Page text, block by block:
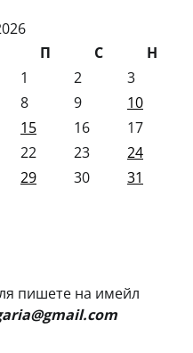
П С
Н
1
2
3
8 9
10
15 16
17
22 23
24
29 30 31
пишете на имейл